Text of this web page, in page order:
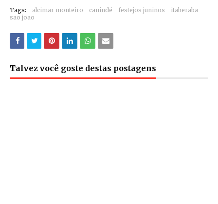
Tags: alcimar monteiro canindé festejos juninos
itaberaba
sao joao
Talvez você goste destas postagens